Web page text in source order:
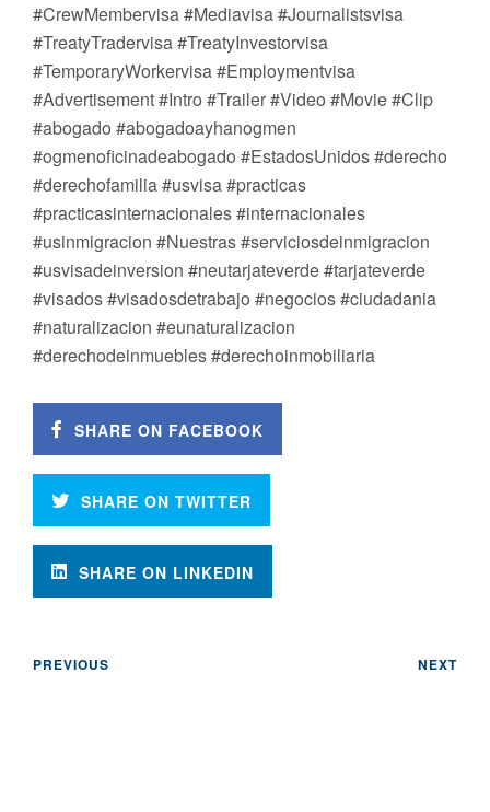
#CrewMembervisa #Mediavisa #Journalistsvisa
#TreatyTradervisa #TreatyInvestorvisa
#TemporaryWorkervisa #Employmentvisa
#Advertisement #Intro #Trailer #Video #Movie #Clip
#abogado #abogadoayhanogmen
#ogmenoficinadeabogado #EstadosUnidos #derecho
#derechofamilia #usvisa #practicas
#practicasinternacionales #internacionales
#usinmigracion #Nuestras #serviciosdeinmigracion
#usvisadeinversion #neutarjateverde #tarjateverde
#visados #visadosdetrabajo #negocios #ciudadania
#naturalizacion #eunaturalizacion
#derechodeinmuebles #derechoinmobiliaria
SHARE ON FACEBOOK
SHARE ON TWITTER
SHARE ON LINKEDIN
PREVIOUS NEXT